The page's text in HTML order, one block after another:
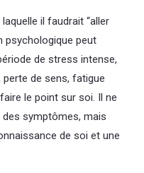
il faudrait “aller
psychologique peut
de stress intense,
de sens, fatigue
le point sur soi. Il ne
des symptômes, mais
de soi et une